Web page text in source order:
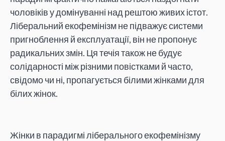
чоловіків у домінуванні над рештою живих істот.
Ліберальний екофемінізм не підважує системи
пригноблення й експлуатації, він не пропонує
радикальних змін. Ця течія також не будує
солідарності між різними повістками й часто,
свідомо чи ні, пропагується білими жінками для
білих жінок.
Жінки в парадигмі ліберального екофемінізму